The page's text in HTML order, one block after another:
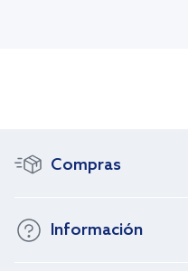
Compras
Información